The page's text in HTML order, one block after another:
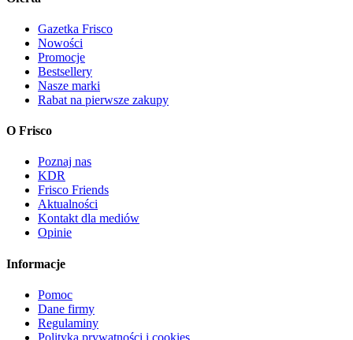
Gazetka Frisco
Nowości
Promocje
Bestsellery
Nasze marki
Rabat na pierwsze zakupy
O Frisco
Poznaj nas
KDR
Frisco Friends
Aktualności
Kontakt dla mediów
Opinie
Informacje
Pomoc
Dane firmy
Regulaminy
Polityka prywatności i cookies